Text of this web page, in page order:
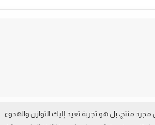
منتج، بل هو تجربة تعيد إليك التوازن والهدوء.